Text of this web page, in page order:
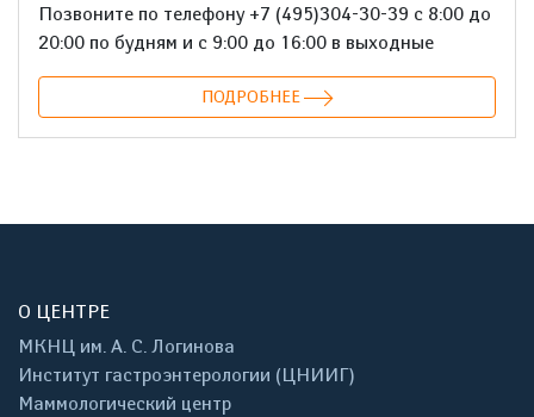
Позвоните по телефону +7 (495)304-30-39 с 8:00 до
20:00 по будням и с 9:00 до 16:00 в выходные
ПОДРОБНЕЕ
О ЦЕНТРЕ
МКНЦ им. А. С. Логинова
Институт гастроэнтерологии (ЦНИИГ)
Маммологический центр